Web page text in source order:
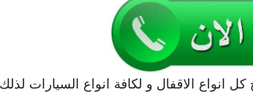
انواع الاقفال و لكافة انواع السيارات